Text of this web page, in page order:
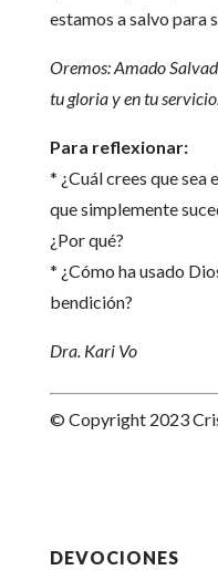
estamos a salvo para
Oremos: Amado
tu gloria y en tu
Para reflexionar:
* ¿Cuál crees que
que simplemente
¿Por qué?
* ¿Cómo ha usado
bendición?
Dra. Kari Vo
© Copyright 2023
DEVOCIONES